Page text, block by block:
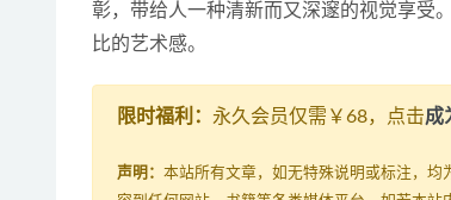
彰，带给人一种清新而又深邃的视觉享受
比的艺术感。
限时福利： 永久会员仅需￥68，点击成
声明： 本站所有文章，如无特殊说明或标注，均